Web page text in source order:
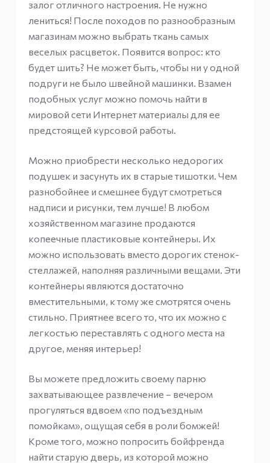
залог отличного настроения. Не нужно
лениться! После походов по разнообразным
магазинам можно выбрать ткань самых
веселых расцветок. Появится вопрос: кто
будет шить? Не может быть, чтобы ни у одной
подруги не было швейной машинки. Взамен
подобных услуг можно помочь найти в
мировой сети Интернет материалы для ее
предстоящей курсовой работы.
Можно приобрести несколько недорогих
подушек и засунуть их в старые тишотки. Чем
разнобойнее и смешнее будут смотреться
надписи и рисунки, тем лучше! В любом
хозяйственном магазине продаются
копеечные пластиковые контейнеры. Их
можно использовать вместо дорогих стенок-
стеллажей, наполняя различными вещами. Эти
контейнеры являются достаточно
вместительными, к тому же смотрятся очень
стильно. Приятнее всего то, что их можно с
легкостью переставлять с одного места на
другое, меняя интерьер!
Вы можете предложить своему парню
захватывающее развлечение – вечером
прогуляться вдвоем «по подъездным
помойкам», ощущая себя в роли бомжей!
Кроме того, можно попросить бойфренда
найти старую дверь, из которой можно